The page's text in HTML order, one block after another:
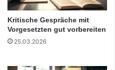
Kritische Gespräche mit
Vorgesetzten gut vorbereiten
25.03.2026